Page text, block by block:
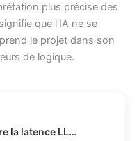
plus précise des
que l’IA ne se
le projet dans son
de logique.
Comment réduire la latence LLM et les coûts en production ?